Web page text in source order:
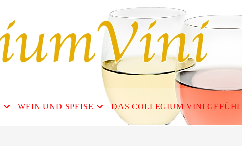
WEIN UND SPEISE DAS COLLEGIUM VINI GEFÜHL